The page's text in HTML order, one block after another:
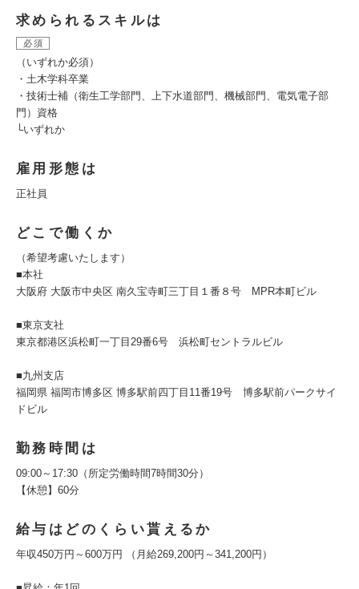
求められるスキルは
必須
（いずれか必須）
・土木学科卒業
・技術士補（衛生工学部門、上下水道部門、機械部門、電気電子部
門）資格
└いずれか
雇用形態は
正社員
どこで働くか
（希望考慮いたします）
■本社
大阪府 大阪市中央区 南久宝寺町三丁目１番８号 MPR本町ビル
■東京支社
東京都港区浜松町一丁目29番6号 浜松町セントラルビル
■九州支店
福岡県 福岡市博多区 博多駅前四丁目11番19号 博多駅前パークサイ
ドビル
勤務時間は
09:00～17:30（所定労働時間7時間30分）
【休憩】60分
給与はどのくらい貰えるか
年収450万円～600万円 （月給269,200円～341,200円）